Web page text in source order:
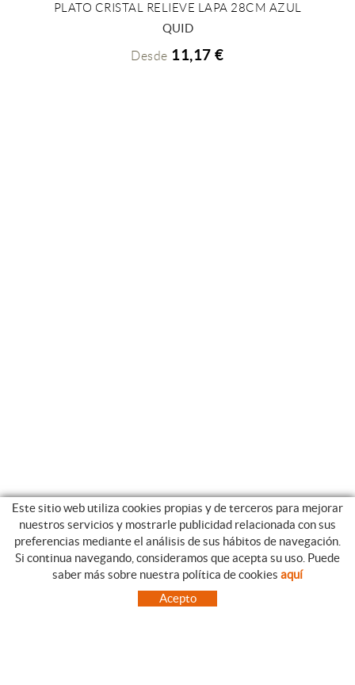
+ INFO
PLATO CRISTAL RELIEVE LAPA 28CM AZUL
QUID
Desde 11,17 €
CATEGORIAS GUIA DE COMPRA
CONDICIONES DE COMPRA
PAGO
Este sitio web utiliza cookies propias y de terceros para mejorar
nuestros servicios y mostrarle publicidad relacionada con sus
preferencias mediante el análisis de sus hábitos de navegación.
Si continua navegando, consideramos que acepta su uso. Puede
saber más sobre nuestra política de cookies aquí
Acepto